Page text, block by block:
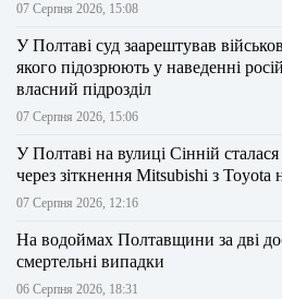
07 Серпня 2026, 15:08
У Полтаві суд заарештував
якого підозрюють у наведенні
власний підрозділ
07 Серпня 2026, 15:06
У Полтаві на вулиці Сінній
через зіткнення Mitsubishi з Toyota
07 Серпня 2026, 12:16
На водоймах Полтавщини за дві
смертельні випадки
06 Серпня 2026, 18:31